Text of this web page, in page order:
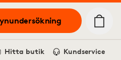
Hitta butik Kundservice